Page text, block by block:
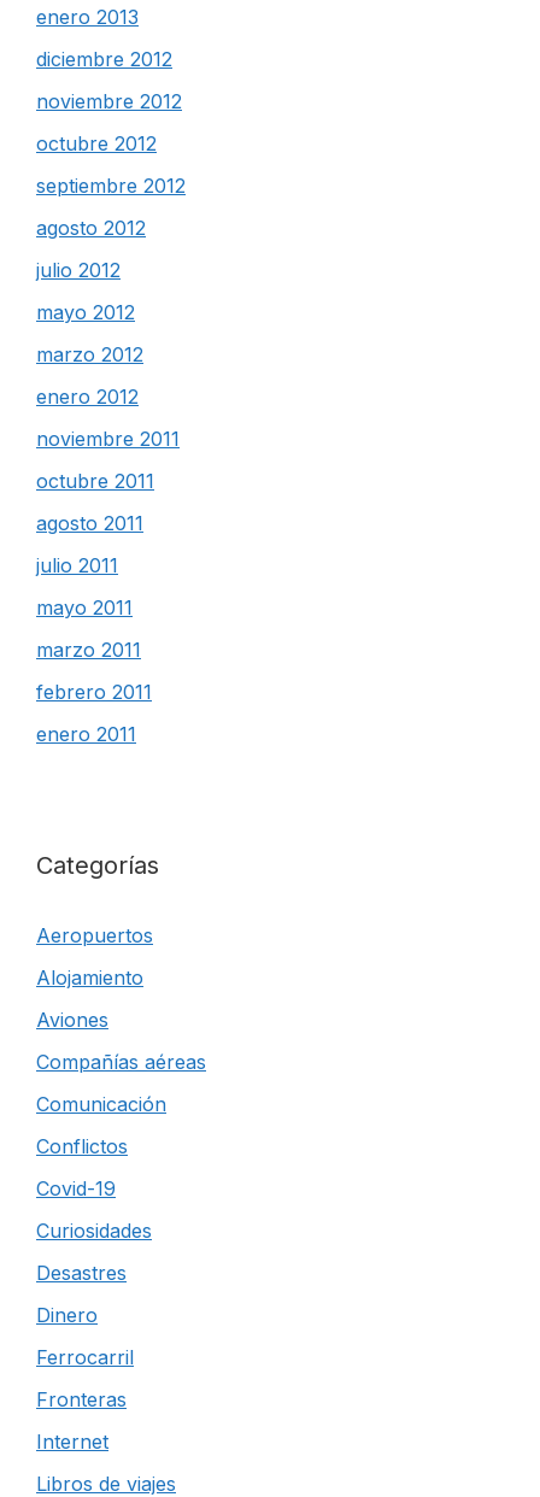
enero 2013
diciembre 2012
noviembre 2012
octubre 2012
septiembre 2012
agosto 2012
julio 2012
mayo 2012
marzo 2012
enero 2012
noviembre 2011
octubre 2011
agosto 2011
julio 2011
mayo 2011
marzo 2011
febrero 2011
enero 2011
Categorías
Aeropuertos
Alojamiento
Aviones
Compañías aéreas
Comunicación
Conflictos
Covid-19
Curiosidades
Desastres
Dinero
Ferrocarril
Fronteras
Internet
Libros de viajes